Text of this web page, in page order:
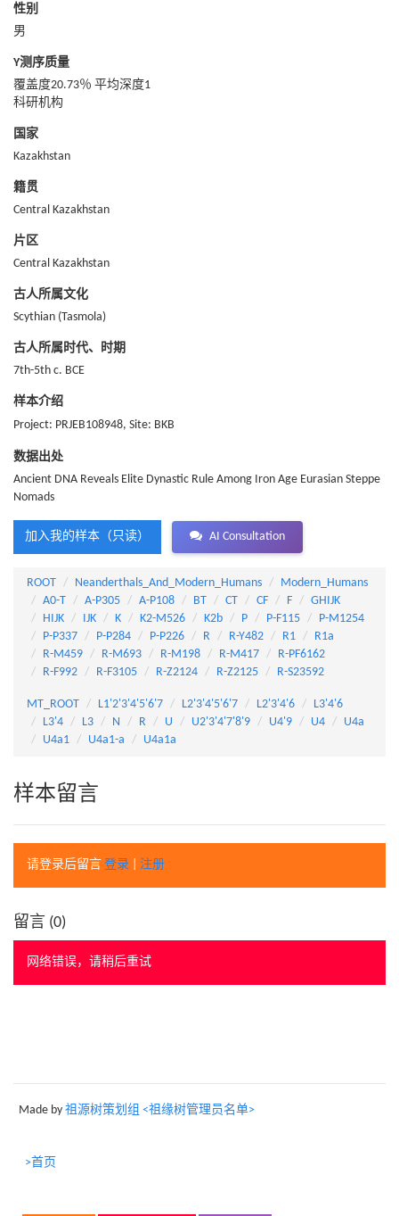
性别
男
Y测序质量
覆盖度20.73％ 平均深度1
科研机构
国家
Kazakhstan
籍贯
Central Kazakhstan
片区
Central Kazakhstan
古人所属文化
Scythian (Tasmola)
古人所属时代、时期
7th-5th c. BCE
样本介绍
Project: PRJEB108948, Site: BKB
数据出处
Ancient DNA Reveals Elite Dynastic Rule Among Iron Age Eurasian Steppe
Nomads
加入我的样本（只读） AI Consultation
ROOT Neanderthals_And_Modern_Humans
Modern_Humans
A0-T
A-P305 A-P108 BT CT CF F
GHIJK
HIJK
IJK K K2-M526 K2b P P-F115
P-M1254
P-P337
P-P284 P-P226 R R-Y482 R1
R1a
R-M459
R-M693 R-M198 R-M417
R-PF6162
R-F992
R-F3105 R-Z2124 R-Z2125 R-S23592
MT_ROOT L1'2'3'4'5'6'7 L2'3'4'5'6'7 L2'3'4'6
L3'4'6
L3'4
L3 N R U U2'3'4'7'8'9 U4'9 U4
U4a
U4a1
U4a1-a U4a1a
样本留言
请登录后留言 登录 注册
留言 (0)
网络错误，请稍后重试
Made by 祖源树策划组 <祖缘树管理员名单>
>首页